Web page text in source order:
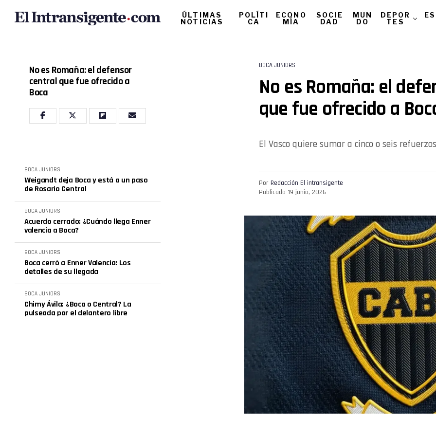
ÚLTIMAS
NOTICIAS
POLÍTI
CA
ECONO
MÍA
SOCIE
DAD
MUN
DO
DEPOR
TES
No es Romaña: el defensor
central que fue ofrecido a
Boca
BOCA JUNIORS
Weigandt deja Boca y está a un paso
de Rosario Central
BOCA JUNIORS
Acuerdo cerrado: ¿Cuándo llega Enner
valencia a Boca?
BOCA JUNIORS
Boca cerró a Enner Valencia: Los
detalles de su llegada
BOCA JUNIORS
Chimy Ávila: ¿Boca o Central? La
pulseada por el delantero libre
BOCA JUNIORS
No es Romaña: el
que fue ofrecido a
El Vasco quiere sumar a cinco o seis
Por Redacción El intransigente
Publicado 19 junio, 2026